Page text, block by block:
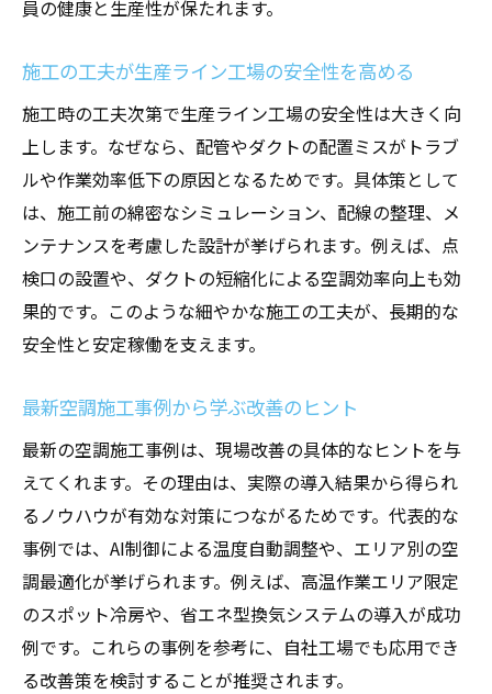
員の健康と生産性が保たれます。
施工の工夫が生産ライン工場の安全性を高める
施工時の工夫次第で生産ライン工場の安全性は大きく向
上します。なぜなら、配管やダクトの配置ミスがトラブ
ルや作業効率低下の原因となるためです。具体策として
は、施工前の綿密なシミュレーション、配線の整理、メ
ンテナンスを考慮した設計が挙げられます。例えば、点
検口の設置や、ダクトの短縮化による空調効率向上も効
果的です。このような細やかな施工の工夫が、長期的な
安全性と安定稼働を支えます。
最新空調施工事例から学ぶ改善のヒント
最新の空調施工事例は、現場改善の具体的なヒントを与
えてくれます。その理由は、実際の導入結果から得られ
るノウハウが有効な対策につながるためです。代表的な
事例では、AI制御による温度自動調整や、エリア別の空
調最適化が挙げられます。例えば、高温作業エリア限定
のスポット冷房や、省エネ型換気システムの導入が成功
例です。これらの事例を参考に、自社工場でも応用でき
る改善策を検討することが推奨されます。